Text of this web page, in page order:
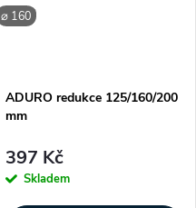
⌀ 160
ADURO redukce 125/160/200
mm
397 Kč
Skladem